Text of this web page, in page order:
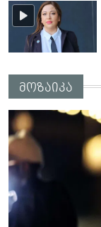
მოზაიკა